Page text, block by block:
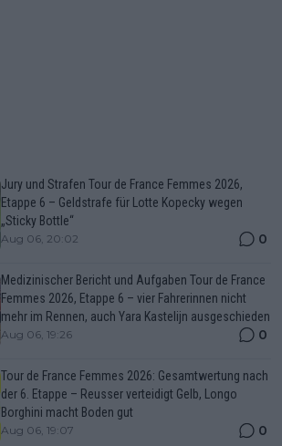
Jury und Strafen Tour de France Femmes 2026,
Etappe 6 – Geldstrafe für Lotte Kopecky wegen
„Sticky Bottle“
Aug 06, 20:02 0
Medizinischer Bericht und Aufgaben Tour de France
Femmes 2026, Etappe 6 – vier Fahrerinnen nicht
mehr im Rennen, auch Yara Kastelijn ausgeschieden
Aug 06, 19:26 0
Tour de France Femmes 2026: Gesamtwertung nach
der 6. Etappe – Reusser verteidigt Gelb, Longo
Borghini macht Boden gut
Aug 06, 19:07 0